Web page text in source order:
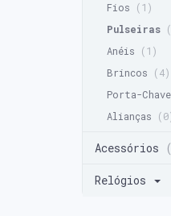
Fios
(1)
Pulseiras
Anéis
(1)
Brincos
(4)
Porta-
Alianças
Acessórios
Relógios